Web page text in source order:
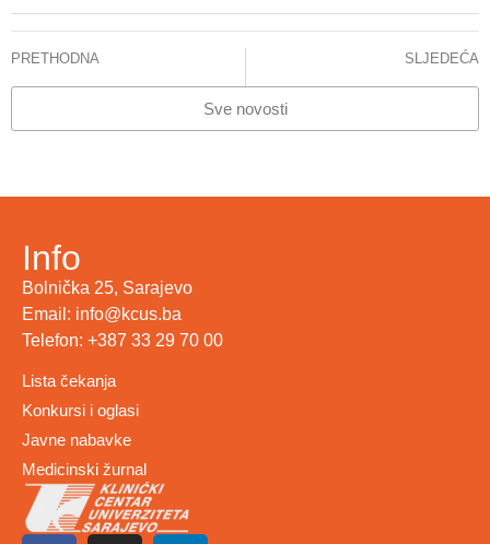
PRETHODNA SLJEDEĆA
Sve novosti
Info
Bolnička 25, Sarajevo
Email: info@kcus.ba
Telefon: +387 33 29 70 00
Lista čekanja
Konkursi i oglasi
Javne nabavke
Medicinski žurnal